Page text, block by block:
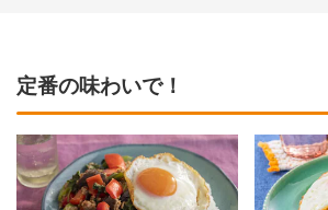
定番の味わいで！